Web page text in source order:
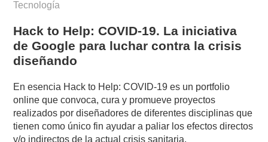
Tecnología
Hack to Help: COVID-19. La iniciativa
de Google para luchar contra la crisis
diseñando
En esencia Hack to Help: COVID-19 es un portfolio
online que convoca, cura y promueve proyectos
realizados por diseñadores de diferentes disciplinas que
tienen como único fin ayudar a paliar los efectos directos
y/o indirectos de la actual crisis sanitaria.